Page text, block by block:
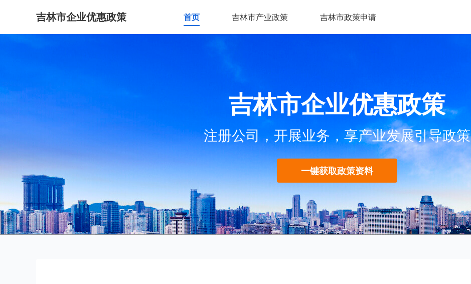
吉林市企业优惠政策 首页 吉林市产业政策 吉林市政策申请
吉林市企业优惠政策
注册公司，开展业务，享产业发展引导政策
一键获取政策资料